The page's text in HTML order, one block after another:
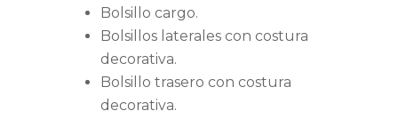
Bolsillo cargo.
Bolsillos laterales con costura
decorativa.
Bolsillo trasero con costura
decorativa.